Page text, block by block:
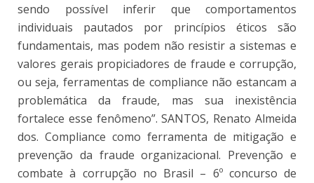
sendo possível inferir que comportamentos
individuais pautados por princípios éticos são
fundamentais, mas podem não resistir a sistemas e
valores gerais propiciadores de fraude e corrupção,
ou seja, ferramentas de compliance não estancam a
problemática da fraude, mas sua inexistência
fortalece esse fenômeno”. SANTOS, Renato Almeida
dos. Compliance como ferramenta de mitigação e
prevenção da fraude organizacional. Prevenção e
combate à corrupção no Brasil – 6º concurso de